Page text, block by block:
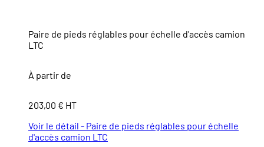
Paire de pieds réglables pour échelle d'accès camion
LTC
À partir de
203,00 € HT
Voir le détail - Paire de pieds réglables pour échelle
d'accès camion LTC